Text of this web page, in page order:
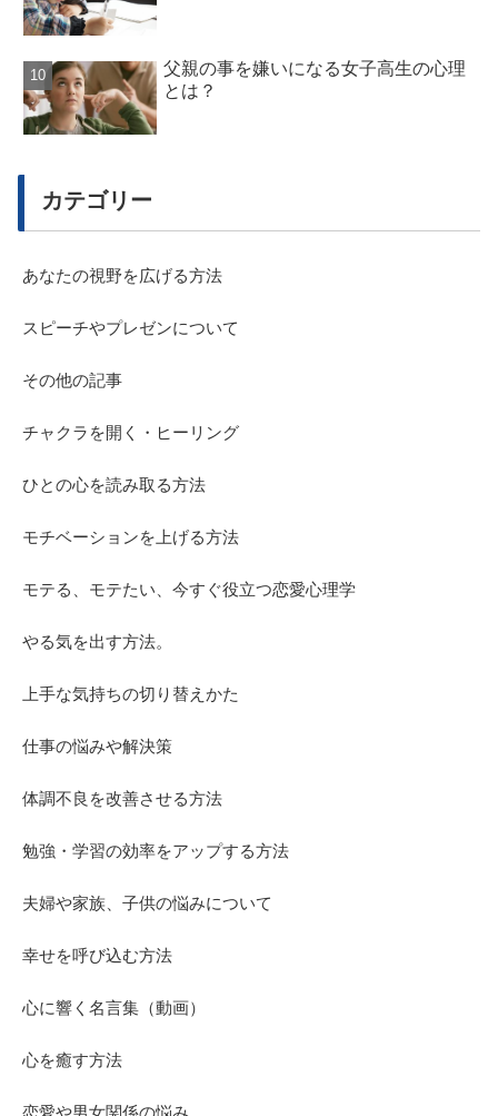
父親の事を嫌いになる女子高生の心理
とは？
カテゴリー
あなたの視野を広げる方法
スピーチやプレゼンについて
その他の記事
チャクラを開く・ヒーリング
ひとの心を読み取る方法
モチベーションを上げる方法
モテる、モテたい、今すぐ役立つ恋愛心理学
やる気を出す方法。
上手な気持ちの切り替えかた
仕事の悩みや解決策
体調不良を改善させる方法
勉強・学習の効率をアップする方法
夫婦や家族、子供の悩みについて
幸せを呼び込む方法
心に響く名言集（動画）
心を癒す方法